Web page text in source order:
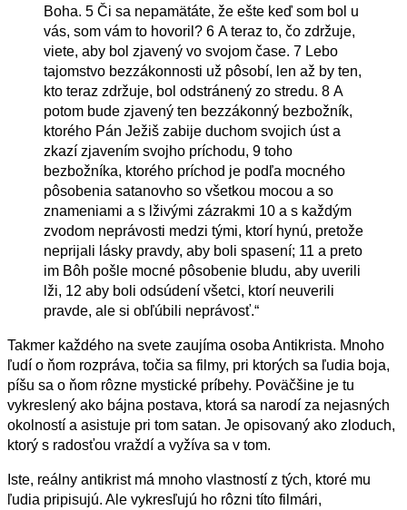
Boha. 5 Či sa nepamätáte, že ešte keď som bol u
vás, som vám to hovoril? 6 A teraz to, čo zdržuje,
viete, aby bol zjavený vo svojom čase. 7 Lebo
tajomstvo bezzákonnosti už pôsobí, len až by ten,
kto teraz zdržuje, bol odstránený zo stredu. 8 A
potom bude zjavený ten bezzákonný bezbožník,
ktorého Pán Ježiš zabije duchom svojich úst a
zkazí zjavením svojho príchodu, 9 toho
bezbožníka, ktorého príchod je podľa mocného
pôsobenia satanovho so všetkou mocou a so
znameniami a s lživými zázrakmi 10 a s každým
zvodom neprávosti medzi tými, ktorí hynú, pretože
neprijali lásky pravdy, aby boli spasení; 11 a preto
im Bôh pošle mocné pôsobenie bludu, aby uverili
lži, 12 aby boli odsúdení všetci, ktorí neuverili
pravde, ale si obľúbili neprávosť.“
Takmer každého na svete zaujíma osoba Antikrista. Mnoho
ľudí o ňom rozpráva, točia sa filmy, pri ktorých sa ľudia boja,
píšu sa o ňom rôzne mystické príbehy. Poväčšine je tu
vykreslený ako bájna postava, ktorá sa narodí za nejasných
okolností a asistuje pri tom satan. Je opisovaný ako zloduch,
ktorý s radosťou vraždí a vyžíva sa v tom.
Iste, reálny antikrist má mnoho vlastností z tých, ktoré mu
ľudia pripisujú. Ale vykresľujú ho rôzni títo filmári,